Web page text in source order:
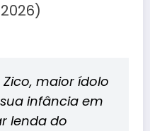
maior ídolo
infância em
lenda do